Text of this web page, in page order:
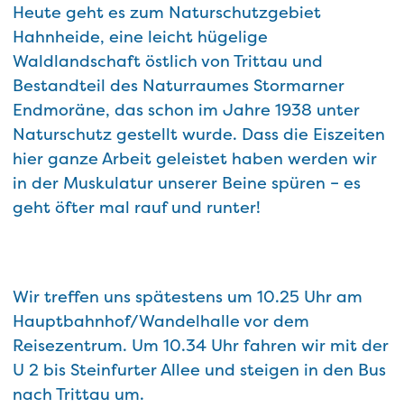
Heute geht es zum Naturschutzgebiet
Hahnheide, eine leicht hügelige
Waldlandschaft östlich von Trittau und
Bestandteil des Naturraumes Stormarner
Endmoräne, das schon im Jahre 1938 unter
Naturschutz gestellt wurde. Dass die Eiszeiten
hier ganze Arbeit geleistet haben werden wir
in der Muskulatur unserer Beine spüren – es
geht öfter mal rauf und runter!
Wir treffen uns spätestens um 10.25 Uhr am
Hauptbahnhof/Wandelhalle vor dem
Reisezentrum. Um 10.34 Uhr fahren wir mit der
U 2 bis Steinfurter Allee und steigen in den Bus
nach Trittau um.